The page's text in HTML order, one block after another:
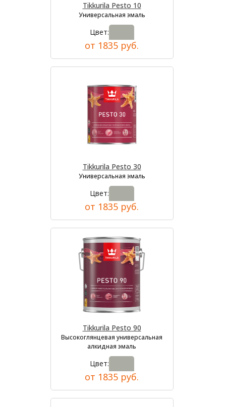
Tikkurila Pesto 10
Универсальная эмаль
Цвет:
от 1835 руб.
Tikkurila Pesto 30
Универсальная эмаль
Цвет:
от 1835 руб.
Tikkurila Pesto 90
Высокоглянцевая универсальная
алкидная эмаль
Цвет:
от 1835 руб.